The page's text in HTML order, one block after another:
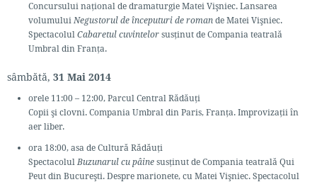
Concursului naţional de dramaturgie Matei Vişniec. Lansarea
volumului Negustorul de începuturi de roman de Matei Vişniec.
Spectacolul Cabaretul cuvintelor susţinut de Compania teatrală
Umbral din Franţa.
sâmbătă, 31 Mai 2014
orele 11:00 – 12:00, Parcul Central Rădăuţi
Copii şi clovni. Compania Umbral din Paris, Franţa. Improvizaţii în
aer liber.
ora 18:00, asa de Cultură Rădăuţi
Spectacolul Buzunarul cu pâine susţinut de Compania teatrală Qui
Peut din Bucureşti. Despre marionete, cu Matei Vişniec. Spectacolul